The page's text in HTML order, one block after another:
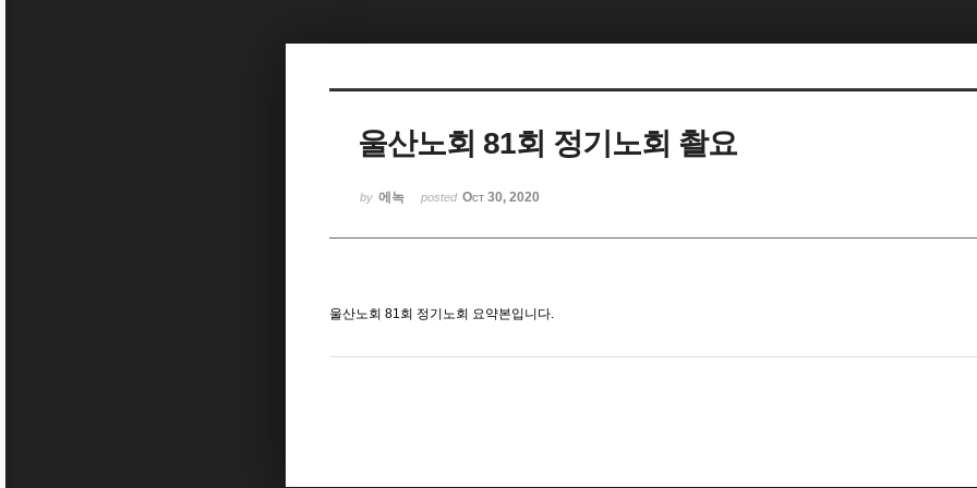
울산노회 81회 정기노회 촬요
by 에녹 posted Oct 30, 2020
울산노회 81회 정기노회 요약본입니다.
Sketchbook5, 스케치북5
Sketchbook5, 스케치북5